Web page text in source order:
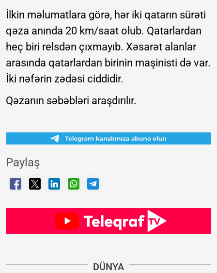
İlkin məlumatlara görə, hər iki qatarın sürəti
qəza anında 20 km/saat olub. Qatarlardan
heç biri relsdən çıxmayıb. Xəsarət alanlar
arasında qatarlardan birinin maşinisti də var.
İki nəfərin zədəsi ciddidir.
Qəzanın səbəbləri araşdırılır.
Paylaş
DÜNYA